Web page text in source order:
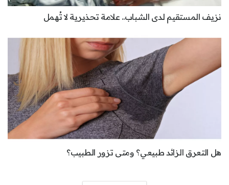
نزيف المستقيم لدى الشباب.. علامة تحذيرية لا تُهمل
هل التعرق الزائد طبيعي؟ ومتى تزور الطبيب؟